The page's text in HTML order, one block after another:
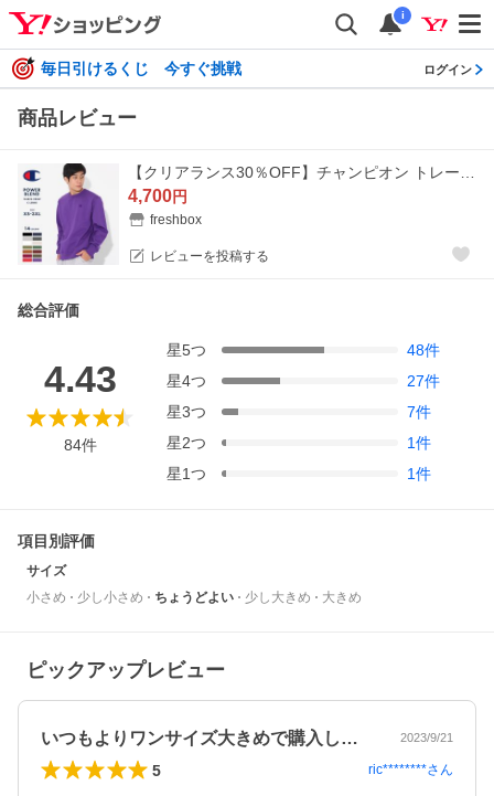
i
毎日引けるくじ 今すぐ挑戦 ログイン
商品レビュー
4,700円
freshbox
レビューを投稿する
総合評価
4.43
84件
星5つ 48件
星4つ 27件
星3つ 7件
星2つ 1件
星1つ 1件
項目別評価
サイズ
小さめ
少し小さめ ちょうどよい 少し大きめ 大きめ
ピックアップレビュー
いつもよりワンサイズ大きめで購入したの… 2023/9/21
5 ric********さん